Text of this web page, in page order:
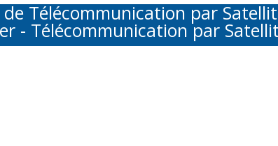
de Télécommunication par
- Télécommunication par